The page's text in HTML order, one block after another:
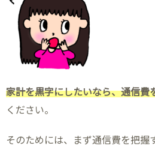
家計を黒字にしたいなら、通信費
ください。
そのためには、まず通信費を把握